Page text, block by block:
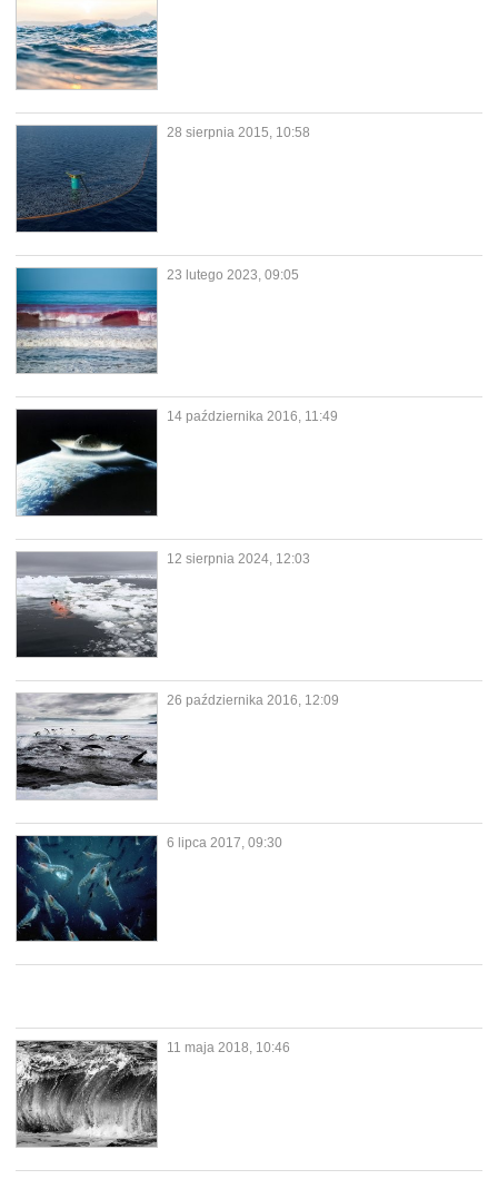
28 sierpnia 2015, 10:58
23 lutego 2023, 09:05
14 października 2016, 11:49
12 sierpnia 2024, 12:03
26 października 2016, 12:09
6 lipca 2017, 09:30
11 maja 2018, 10:46